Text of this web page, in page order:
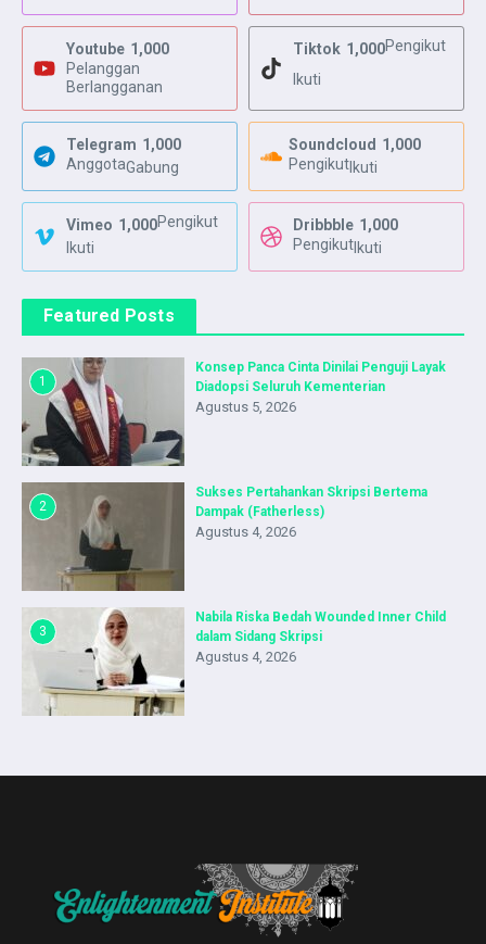
Youtube 1,000
Pelanggan
Berlangganan
Tiktok 1,000Pengikut
Ikuti
Telegram 1,000
AnggotaGabung
Soundcloud 1,000
Pengikut Ikuti
Vimeo 1,000Pengikut
Ikuti
Dribbble 1,000
Pengikut Ikuti
Featured Posts
1
Konsep Panca Cinta Dinilai Penguji Layak
Diadopsi Seluruh Kementerian
Agustus 5, 2026
2
Sukses Pertahankan Skripsi Bertema
Dampak (Fatherless)
Agustus 4, 2026
3
Nabila Riska Bedah Wounded Inner Child
dalam Sidang Skripsi
Agustus 4, 2026